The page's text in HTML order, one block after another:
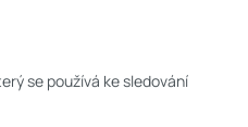
se používá ke sledování